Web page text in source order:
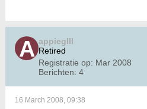
appiegIII
Retired
Registratie op: Mar 2008
Berichten: 4
16 March 2008, 09:38